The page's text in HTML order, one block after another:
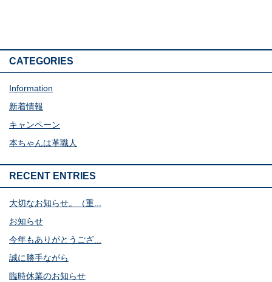
CATEGORIES
Information
新着情報
キャンペーン
本ちゃんは革職人
RECENT ENTRIES
大切なお知らせ。（重...
お知らせ
今年もありがとうござ...
誠に勝手ながら
臨時休業のお知らせ